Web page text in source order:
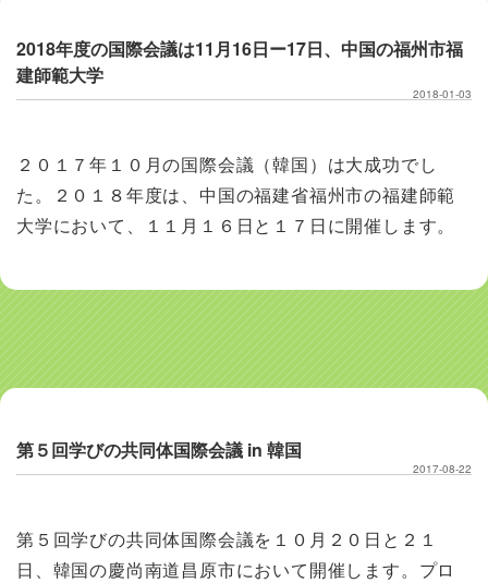
2018年度の国際会議は11月16日ー17日、中国の福州市福
建師範大学
2018-01-03
２０１７年１０月の国際会議（韓国）は大成功でし
た。２０１８年度は、中国の福建省福州市の福建師範
大学において、１１月１６日と１７日に開催します。
第５回学びの共同体国際会議 in 韓国
2017-08-22
第５回学びの共同体国際会議を１０月２０日と２１
日、韓国の慶尚南道昌原市において開催します。プロ